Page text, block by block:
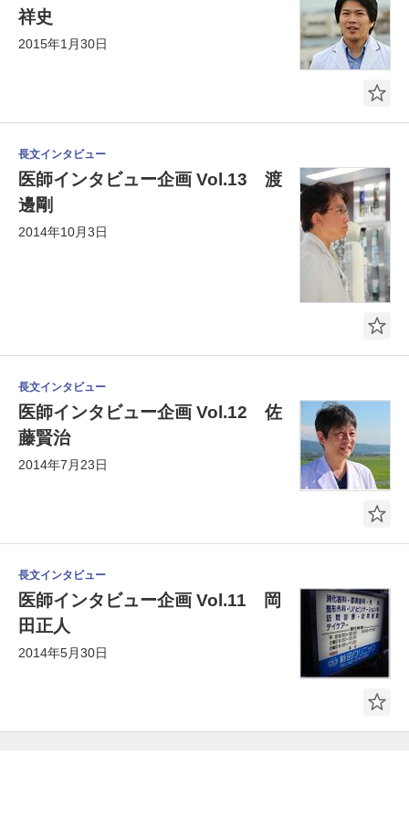
祥史
2015年1月30日
長文インタビュー
医師インタビュー企画 Vol.13 渡
邊剛
2014年10月3日
長文インタビュー
医師インタビュー企画 Vol.12 佐
藤賢治
2014年7月23日
長文インタビュー
医師インタビュー企画 Vol.11 岡
田正人
2014年5月30日